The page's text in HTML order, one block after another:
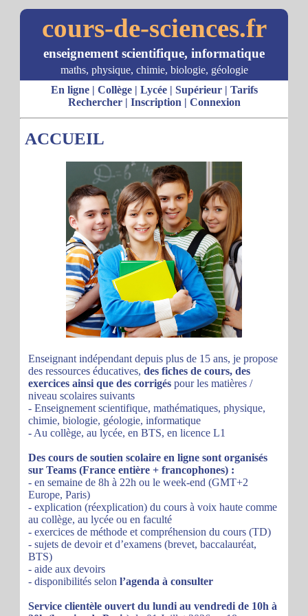
cours-de-sciences.fr
enseignement scientifique, informatique
maths, physique, chimie, biologie, géologie
En ligne| Collège| Lycée| Supérieur| Tarifs
Rechercher| Inscription | Connexion
ACCUEIL
Enseignant indépendant depuis plus de 15 ans, je propose
des ressources éducatives, des fiches de cours, des
exercices ainsi que des corrigés pour les matières /
niveau scolaires suivants
- Enseignement scientifique, mathématiques, physique,
chimie, biologie, géologie, informatique
- Au collège, au lycée, en BTS, en licence L1
Des cours de soutien scolaire en ligne sont organisés
sur Teams (France entière + francophones) :
- en semaine de 8h à 22h ou le week-end (GMT+2
Europe, Paris)
- explication (réexplication) du cours à voix haute comme
au collège, au lycée ou en faculté
- exercices de méthode et compréhension du cours (TD)
- sujets de devoir et d’examens (brevet, baccalauréat,
BTS)
- aide aux devoirs
- disponibilités selon l’agenda à consulter
Service clientèle ouvert du lundi au vendredi de 10h à